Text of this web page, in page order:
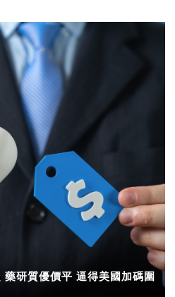
研質優價平 逼得美國加碼圍